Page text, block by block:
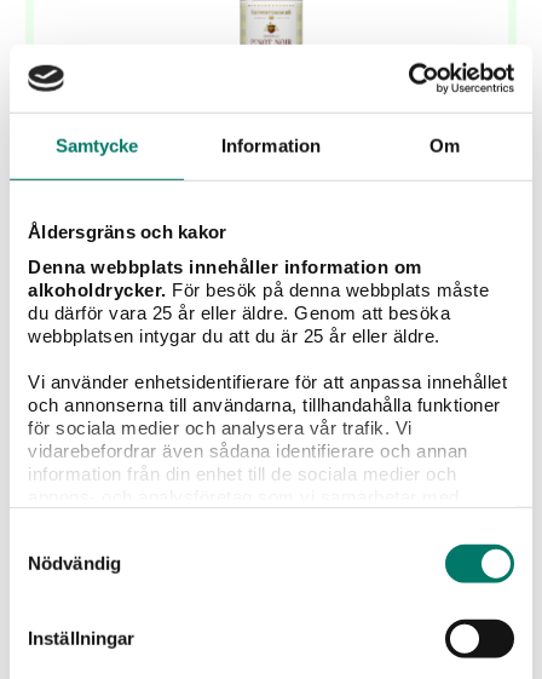
Samtycke Information Om
Åldersgräns och kakor
Denna webbplats innehåller information om
alkoholdrycker. För besök på denna webbplats måste
du därför vara 25 år eller äldre. Genom att besöka
webbplatsen intygar du att du är 25 år eller äldre.
Vi använder enhetsidentifierare för att anpassa innehållet
och annonserna till användarna, tillhandahålla funktioner
för sociala medier och analysera vår trafik. Vi
vidarebefordrar även sådana identifierare och annan
information från din enhet till de sociala medier och
information som du har tillhandahållit eller som de har
samlat in när du har använt deras tjänster.
Nödvändig
Inställningar
Ruppertsberger Imperial Pinot Noir
Druvtypisk tysk pinor noir med smak av skogsbär,
körsbär och örter.
KÖP